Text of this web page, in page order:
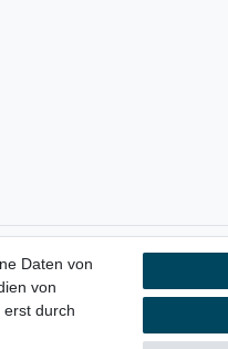
Daten von
von
durch